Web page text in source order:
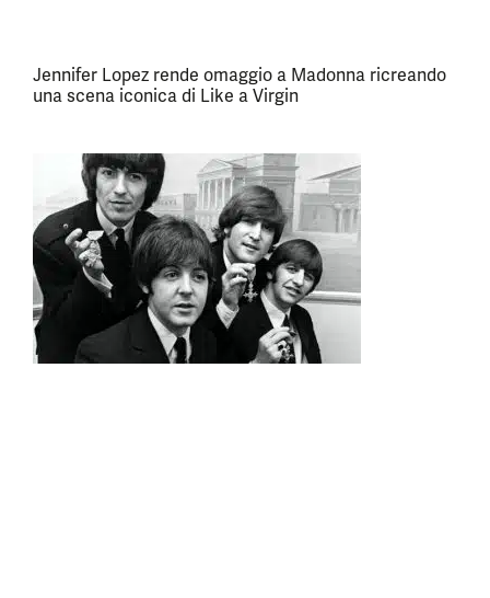
Jennifer Lopez rende omaggio a Madonna ricreando
una scena iconica di Like a Virgin